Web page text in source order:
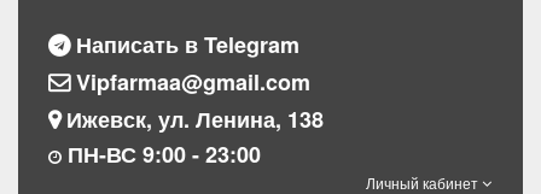
Написать в Telegram
Vipfarmaa@gmail.com
Ижевск, ул. Ленина, 138
ПН-ВС 9:00 - 23:00
Личный кабинет